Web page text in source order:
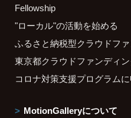
Fellowship
"ローカル"の活動を始める
ふるさと納税型クラウドフ
東京都クラウドファンディ
コロナ対策支援プログラム
MotionGalleryについて